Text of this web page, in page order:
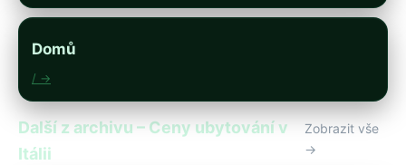
Domů
/ →
Další z archivu – Ceny ubytování v
Itálii
Zobrazit vše
→